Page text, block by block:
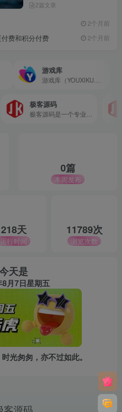
2篇文章
2个月前
费和积分付费 2个月前
游戏库
游戏库（YOUXIKU.CN)专注高品质单机游戏分享，第一时间提供国内外热门3A大作、Steam热门游戏及经典怀旧单机下载。XX游戏站致力于为玩家打造最纯净的单机游戏环境，所有资源经过严格杀毒检测，提供完整硬盘版与免DVD补丁，是资深单机玩家必收藏的游戏门户网站。
极客源码
0篇
本周发布
218天
运行时间
11789次
浏览次数
天是
月7日星期五
光匆匆，亦不过如此。